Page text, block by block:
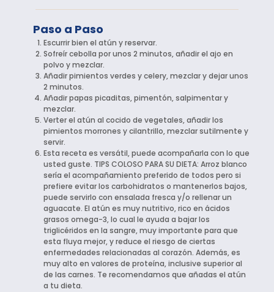
Paso a Paso
Escurrir bien el atún y reservar.
Sofreír cebolla por unos 2 minutos, añadir el ajo en
polvo y mezclar.
Añadir pimientos verdes y celery, mezclar y dejar unos
2 minutos.
Añadir papas picaditas, pimentón, salpimentar y
mezclar.
Verter el atún al cocido de vegetales, añadir los
pimientos morrones y cilantrillo, mezclar sutilmente y
servir.
Esta receta es versátil, puede acompañarla con lo que
usted guste. TIPS COLOSO PARA SU DIETA: Arroz blanco
sería el acompañamiento preferido de todos pero si
prefiere evitar los carbohidratos o mantenerlos bajos,
puede servirlo con ensalada fresca y/o rellenar un
aguacate. El atún es muy nutritivo, rico en ácidos
grasos omega-3, lo cual le ayuda a bajar los
triglicéridos en la sangre, muy importante para que
esta fluya mejor, y reduce el riesgo de ciertas
enfermedades relacionadas al corazón. Además, es
muy alto en valores de proteína, inclusive superior al
de las carnes. Te recomendamos que añadas el atún
a tu dieta.